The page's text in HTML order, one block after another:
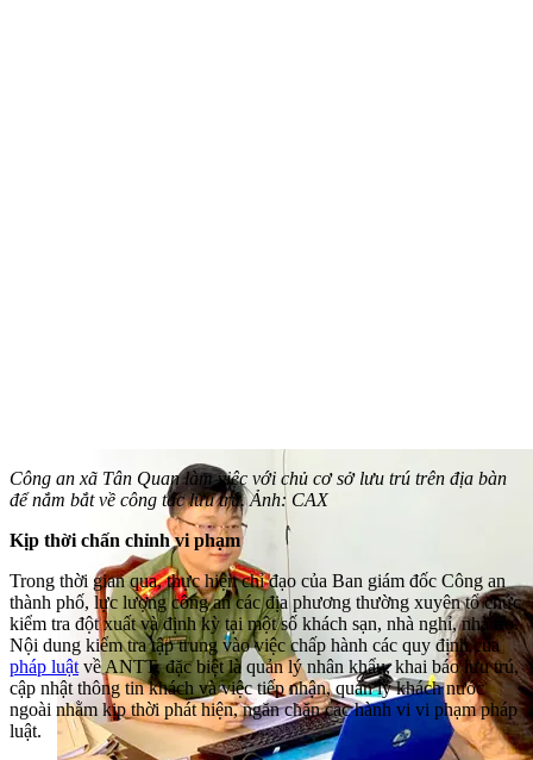
Công an xã Tân Quan làm việc với chủ cơ sở lưu trú trên địa bàn
để nắm bắt về công tác lưu trú. Ảnh: CAX
Kịp thời chấn chỉnh vi phạm
Trong thời gian qua, thực hiện chỉ đạo của Ban giám đốc Công an
thành phố, lực lượng công an các địa phương thường xuyên tổ chức
kiểm tra đột xuất và định kỳ tại một số khách sạn, nhà nghỉ, nhà trọ.
Nội dung kiểm tra tập trung vào việc chấp hành các quy định của
pháp luật về ANTT, đặc biệt là quản lý nhân khẩu, khai báo lưu trú,
cập nhật thông tin khách và việc tiếp nhận, quản lý khách nước
ngoài nhằm kịp thời phát hiện, ngăn chặn các hành vi vi phạm pháp
luật.